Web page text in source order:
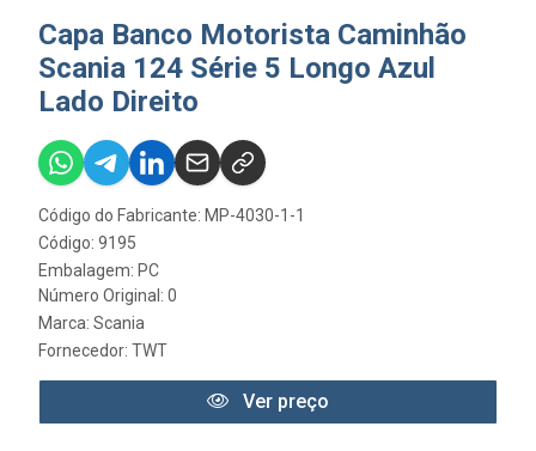
Capa Banco Motorista Caminhão
Scania 124 Série 5 Longo Azul
Lado Direito
Código do Fabricante: MP-4030-1-1
Código: 9195
Embalagem: PC
Número Original: 0
Marca: Scania
Fornecedor: TWT
Ver preço